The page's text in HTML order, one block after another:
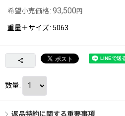
希望小売価格: 93,500 円
重量＋サイズ: 5063
数量:
返品特約に関する重要事項